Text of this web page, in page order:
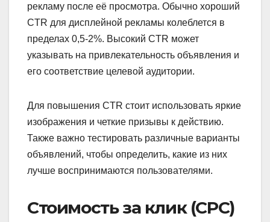
рекламу после её просмотра. Обычно хороший
CTR для дисплейной рекламы колеблется в
пределах 0,5-2%. Высокий CTR может
указывать на привлекательность объявления и
его соответствие целевой аудитории.
Для повышения CTR стоит использовать яркие
изображения и четкие призывы к действию.
Также важно тестировать различные варианты
объявлений, чтобы определить, какие из них
лучше воспринимаются пользователями.
Стоимость за клик (CPC)